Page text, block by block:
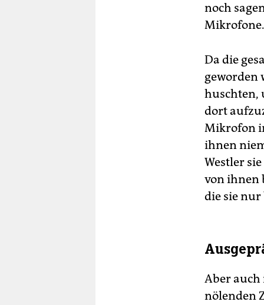
noch
Mikrofone.
Da die
geworden
huschten,
dort
Mikrofon
ihnen
Westler
von ihnen
die sie
Aber auch
nölenden